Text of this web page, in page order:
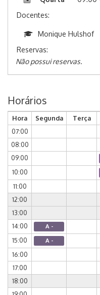
Docentes:
Monique Hulshof
Reservas:
Não possui reservas.
Horários
Hora Segunda Terça
07:00
08:00
09:00
10:00
11:00
12:00
13:00
14:00
A -
15:00 A -
16:00
17:00
18:00